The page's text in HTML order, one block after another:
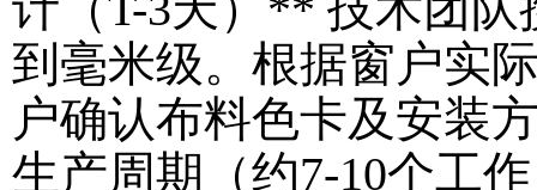
到毫米级。根据窗户实
户确认布料色卡及安装
生产周期（约7-10个工